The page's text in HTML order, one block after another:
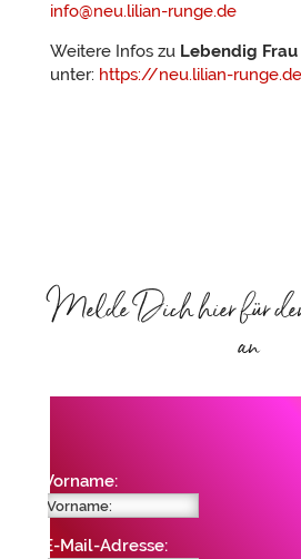
info@neu.lilian-runge.de
Weitere Infos zu Lebendig Frau
unter: https://neu.lilian-
Melde Dich hier für
an
Vorname:
E-Mail-Adresse: